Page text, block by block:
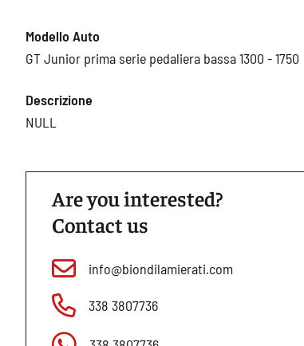
Modello Auto
GT Junior prima serie pedaliera bassa 1300 - 1750
Descrizione
NULL
Are you interested?
Contact us
info@biondilamierati.com
338 3807736